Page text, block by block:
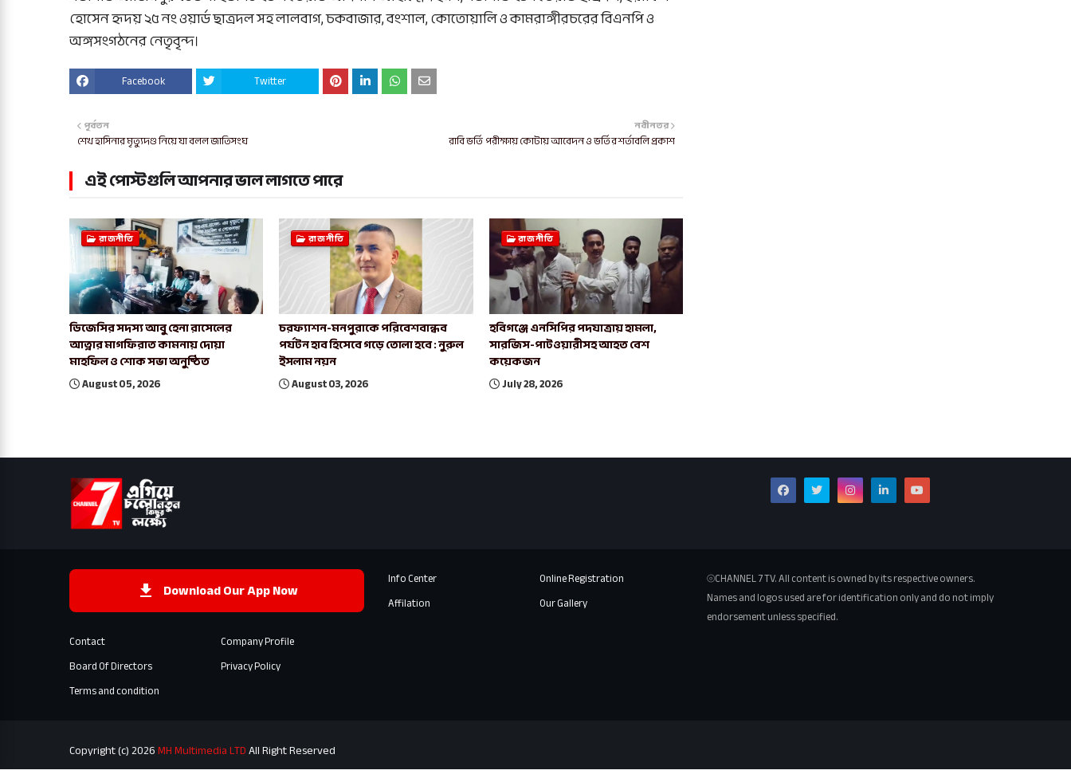
হোসেন হৃদয় ২৫ নং ওয়ার্ড ছাত্রদল সহ লালবাগ, চকবাজার, বংশাল, কোতোয়ালি ও কামরাঙ্গীরচরের বিএনপি ও
অঙ্গসংগঠনের নেতৃবৃন্দ।
Facebook Twitter
নবীনতর
রাবি ভর্তি পরীক্ষায় কোটায় আবেদন ও ভর্তির শর্তাবলি প্রকাশ
পূর্বতন
শেখ হাসিনার মৃত্যুদণ্ড নিয়ে যা বলল জাতিসংঘ
এই পোস্টগুলি আপনার ভাল লাগতে পারে
রাজনীতি
ডিজেসির সদস্য আবু হেনা রাসেলের
আত্নার মাগফিরাত কামনায় দোয়া
মাহফিল ও শোক সভা অনুষ্ঠিত
August 05, 2026
রাজনীতি
চরফ্যাশন-মনপুরাকে পরিবেশবান্ধব
পর্যটন হাব হিসেবে গড়ে তোলা হবে : নুরুল
ইসলাম নয়ন
August 03, 2026
রাজনীতি
হবিগঞ্জে এনসিপির পদযাত্রায় হামলা,
সারজিস-পাটওয়ারীসহ আহত বেশ
কয়েকজন
July 28, 2026
Download Our App Now
Contact
Company Profile
Board Of Directors
Privacy Policy
Terms and condition
Info Center
Online Registration
Affilation
Our Gallery
⦾CHANNEL 7 TV. All content is owned by its respective owners.
Names and logos used are for identification only and do not imply
endorsement unless specified.
Copyright (c) 2026MH Multimedia LTDAll Right Reserved